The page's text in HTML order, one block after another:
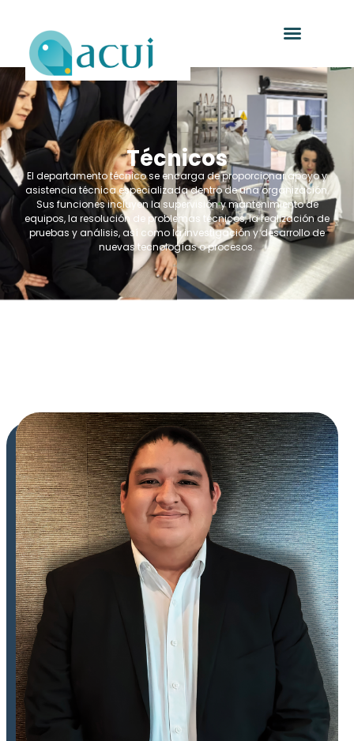
Técnicos
El departamento técnico se encarga de proporcionar apoyo y
asistencia técnica especializada dentro de una organización.
Sus funciones incluyen la supervisión y mantenimiento de
equipos, la resolución de problemas técnicos, la realización de
pruebas y análisis, así como la investigación y desarrollo de
nuevas tecnologías o procesos.